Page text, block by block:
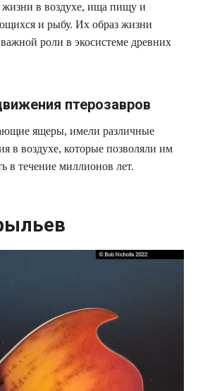
жизни в воздухе, ища пищу и
и рыбу. Их образ жизни
важной роли в экосистеме древних
птерозавров
ящеры, имели различные
в воздухе, которые позволяли им
в течение миллионов лет.